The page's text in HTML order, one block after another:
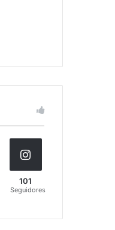
101
Seguidores